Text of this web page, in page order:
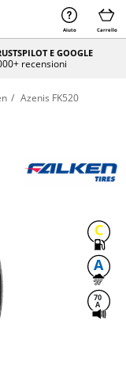
Aiuto Carrello
E GOOGLE
recensioni
Azenis FK520
C
A
70
A